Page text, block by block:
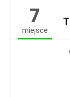
7
miejsce